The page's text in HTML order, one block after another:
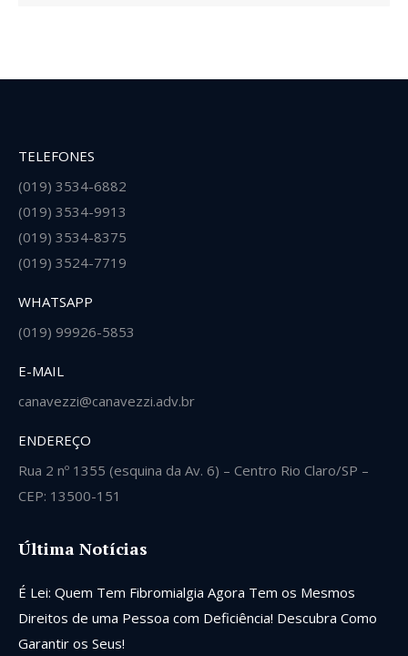
TELEFONES
(019) 3534-6882
(019) 3534-9913
(019) 3534-8375
(019) 3524-7719
WHATSAPP
(019) 99926-5853
E-MAIL
canavezzi@canavezzi.adv.br
ENDEREÇO
Rua 2 nº 1355 (esquina da Av. 6) – Centro Rio Claro/SP –
CEP: 13500-151
Última Notícias
É Lei: Quem Tem Fibromialgia Agora Tem os Mesmos
Direitos de uma Pessoa com Deficiência! Descubra Como
Garantir os Seus!